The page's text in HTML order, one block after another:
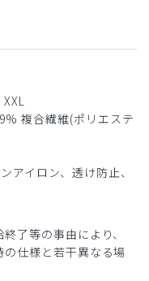
​4 ​5
複合繊維(ポリエステ
アイロン、透け防止、
了等の事由により、
仕様と若干異なる場